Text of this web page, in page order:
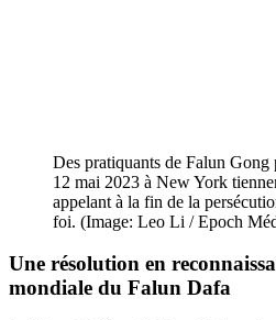
Des pratiquants de Falun
12 mai 2023 à New York
appelant à la fin de la
foi. (Image: Leo Li / Epoch
Une résolution en
mondiale du Falun Dafa